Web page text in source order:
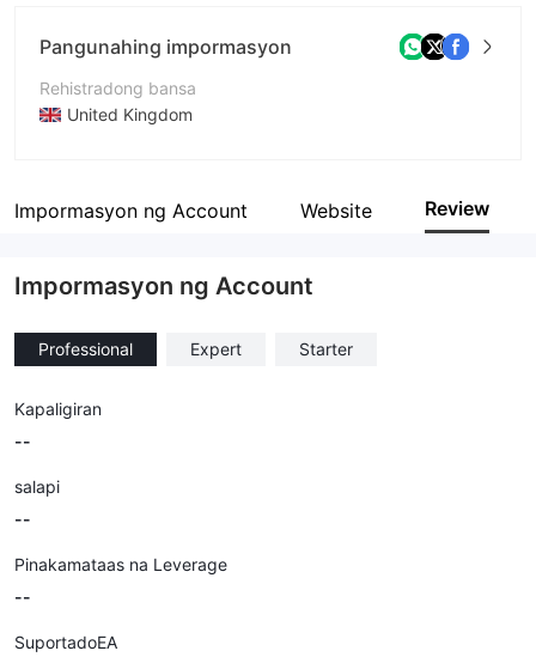
Pangunahing impormasyon
Rehistradong bansa
United Kingdom
Kumpanya
Impormasyon ng Account Website Review
Impormasyon ng Account
Professional Expert Starter
Kapaligiran
--
salapi
--
Pinakamataas na Leverage
--
SuportadoEA